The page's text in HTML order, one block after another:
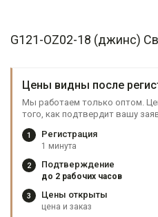
G121-OZ02-18 (джинс)
Цены видны после
Мы работаем только оптом.
того, как подтвердит вашу
1 Регистрация
1 минута
2 Подтверждение
до 2 рабочих часов
3 Цены открыты
цена и заказ